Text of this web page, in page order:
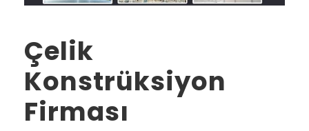
Çelik
Konstrüksiyon
Firması